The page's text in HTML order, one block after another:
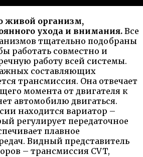
живой организм,
ухода и внимания. Все
тщательно подобраны
работать совместно и
работу всей системы.
составляющих
трансмиссия. Она отвечает
момента от двигателя к
автомобилю двигаться.
находится вариатор –
регулирует передаточное
плавное
Видный представитель
– трансмиссия CVT,